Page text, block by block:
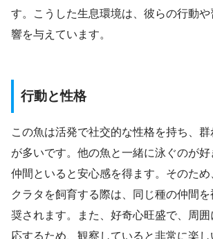
す。こうした生息環境は、彼らの行動
響を与えています。
行動と性格
この魚は活発で社交的な性格を持ち、
が多いです。他の魚と一緒に泳ぐのが
仲間といると安心感を得ます。そのた
クラタを飼育する際は、同じ種の仲間
奨されます。また、好奇心旺盛で、周囲
応するため、観察していると非常に楽し